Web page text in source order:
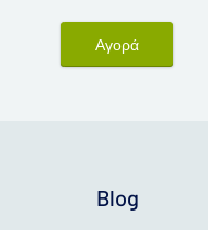
δραστικών ουσιών σε ένα
Αγορά
Blog